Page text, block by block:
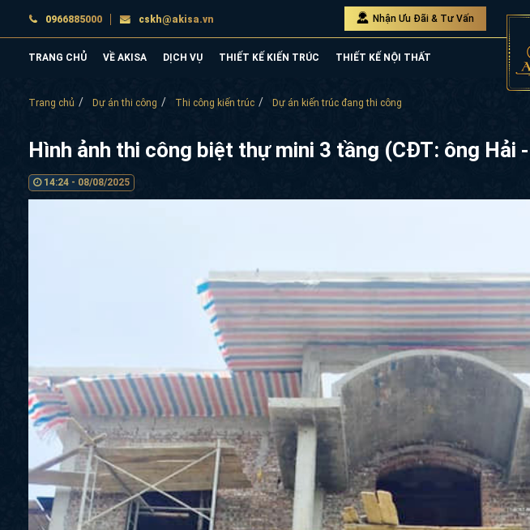
0966885000 cskh@akisa.vn Nhận Ưu Đãi & Tư Vấn
TRANG CHỦ VỀ AKISA DỊCH VỤ THIẾT KẾ KIẾN TRÚC THIẾT KẾ NỘI THẤT
Trang chủ Dự án thi công Thi công kiến trúc Dự án kiến trúc đang thi công
Hình ảnh thi công biệt thự mini 3 tầng (CĐT: ông Hải
14:24 - 08/08/2025